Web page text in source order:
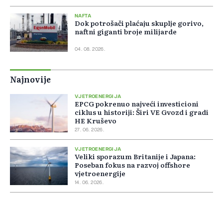
NAFTA
Dok potrošači plaćaju skuplje gorivo,
naftni giganti broje milijarde
04. 08. 2026.
Najnovije
VJETROENERGIJA
EPCG pokrenuo najveći investicioni
ciklus u historiji: Širi VE Gvozd i gradi
HE Kruševo
27. 06. 2026.
VJETROENERGIJA
Veliki sporazum Britanije i Japana:
Poseban fokus na razvoj offshore
vjetroenergije
14. 06. 2026.